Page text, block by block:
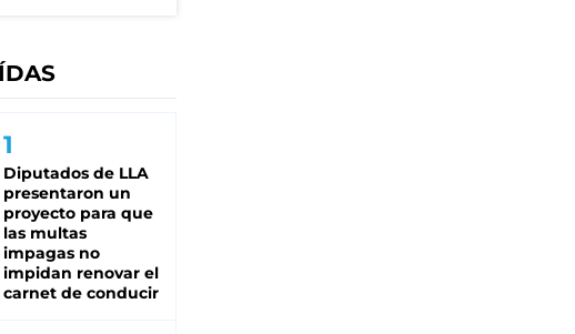
Diputados de LLA
presentaron un
proyecto para que
las multas
impagas no
impidan renovar el
carnet de conducir